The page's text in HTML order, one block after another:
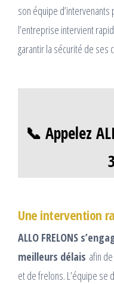
son équipe
l’entreprise intervient
garantir la sécurité de ses
📞 Appelez
Une intervention
ALLO FRELONS
meilleurs délais afin
et de frelons. L’équipe se